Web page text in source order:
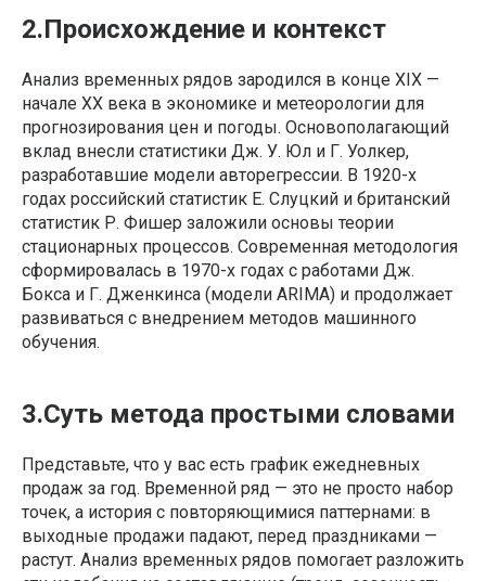
2.Происхождение и контекст
Анализ временных рядов зародился в конце XIX —
начале XX века в экономике и метеорологии для
прогнозирования цен и погоды. Основополагающий
вклад внесли статистики Дж. У. Юл и Г. Уолкер,
разработавшие модели авторегрессии. В 1920-х
годах российский статистик Е. Слуцкий и британский
статистик Р. Фишер заложили основы теории
стационарных процессов. Современная методология
сформировалась в 1970-х годах с работами Дж.
Бокса и Г. Дженкинса (модели ARIMA) и продолжает
развиваться с внедрением методов машинного
обучения.
3.Суть метода простыми словами
Представьте, что у вас есть график ежедневных
продаж за год. Временной ряд — это не просто набор
точек, а история с повторяющимися паттернами: в
выходные продажи падают, перед праздниками —
растут. Анализ временных рядов помогает разложить